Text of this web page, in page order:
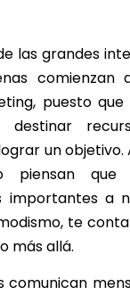
las grandes
puesto
destinar
un objetivo.
piensan
importantes a
te
más allá.
comunican